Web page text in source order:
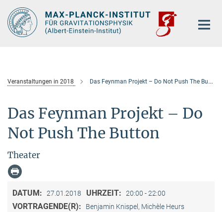
Hauptinhalt
Veranstaltungen in 2018 Das Feynman Projekt – Do Not Push The Button
Das Feynman Projekt – Do
Not Push The Button
Theater
DATUM: 27.01.2018 UHRZEIT: 20:00 - 22:00
VORTRAGENDE(R): Benjamin Knispel, Michèle Heurs